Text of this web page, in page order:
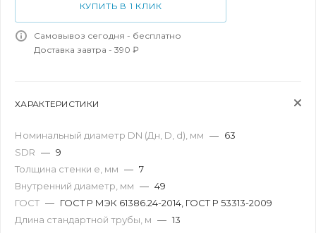
КУПИТЬ В 1 КЛИК
Самовывоз сегодня - бесплатно
Доставка завтра - 390 ₽
ХАРАКТЕРИСТИКИ
Номинальный диаметр DN (Дн, D, d), мм — 63
SDR — 9
Толщина стенки e, мм — 7
Внутренний диаметр, мм — 49
ГОСТ — ГОСТ Р МЭК 61386.24-2014, ГОСТ Р 53313-2009
Длина стандартной трубы, м — 13